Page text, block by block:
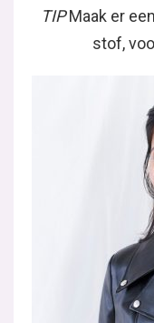
TIPMaak er
stof,